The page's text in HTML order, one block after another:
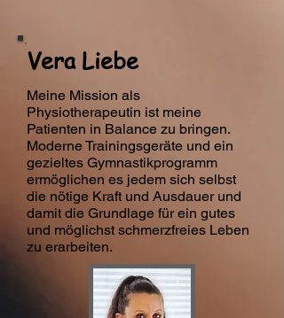
Vera Liebe
Meine Mission als
Physiotherapeutin ist meine
Patienten in Balance zu bringen.
Moderne Trainingsgeräte und ein
gezieltes Gymnastikprogramm
ermöglichen es jedem sich selbst
die nötige Kraft und Ausdauer und
damit die Grundlage für ein gutes
und möglichst schmerzfreies Leben
zu erarbeiten.